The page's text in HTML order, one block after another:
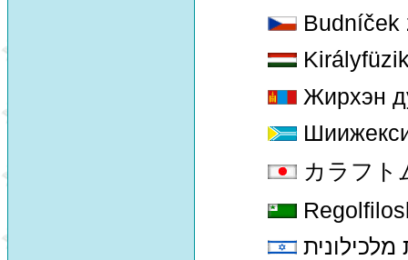
Budníček
Жирхэн
カラフト
מלכילונית